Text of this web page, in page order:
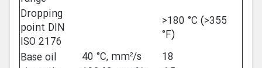
Dropping
point DIN
ISO 2176
>180 °C (>355
°F)
Base oil
40 °C, mm²/s
18